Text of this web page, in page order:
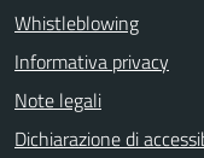
Whistleblowing
Informativa privacy
Note legali
Dichiarazione di